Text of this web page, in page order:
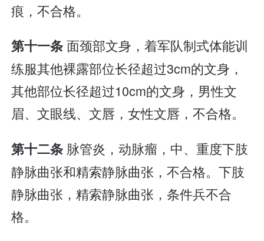
痕，不合格。
第十一条面颈部文身，着军队制式体能训
练服其他裸露部位长径超过3cm的文身，
其他部位长径超过10cm的文身，男性文
眉、文眼线、文唇，女性文唇，不合格。
第十二条 脉管炎，动脉瘤，中、重度下肢
静脉曲张和精索静脉曲张，不合格。下肢
静脉曲张，精索静脉曲张，条件兵不合
格。